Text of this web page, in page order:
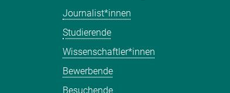
Journalist*innen
Studierende
Wissenschaftler*innen
Bewerbende
Besuchende